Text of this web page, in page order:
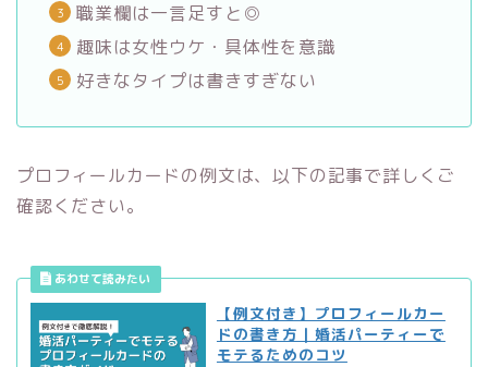
職業欄は一言足すと◎
趣味は女性ウケ・具体性を意識
好きなタイプは書きすぎない
プロフィールカードの例文は、以下の記事で詳しくご
確認ください。
【例文付き】プロフィールカー
ドの書き方｜婚活パーティーで
モテるためのコツ